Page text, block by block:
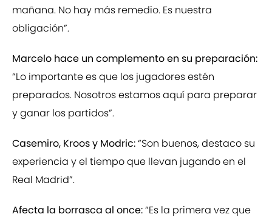
mañana. No hay más remedio. Es nuestra
obligación”.
Marcelo hace un complemento en su preparación:
“Lo importante es que los jugadores estén
preparados. Nosotros estamos aquí para preparar
y ganar los partidos”.
Casemiro, Kroos y Modric:“Son buenos, destaco su
experiencia y el tiempo que llevan jugando en el
Real Madrid”.
Afecta la borrasca al once:“Es la primera vez que